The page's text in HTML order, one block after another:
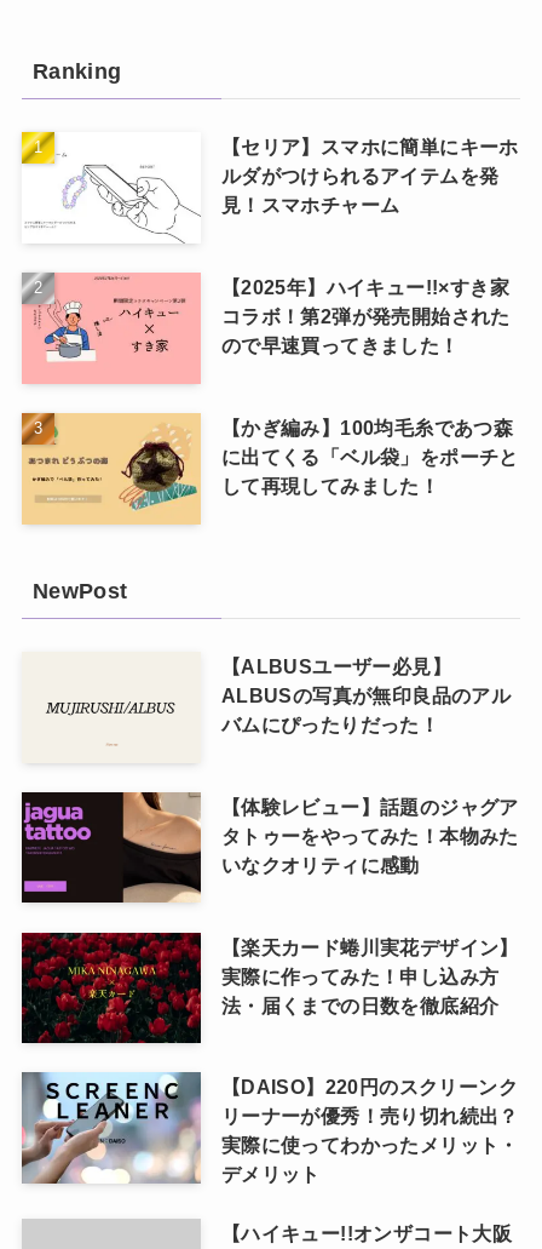
Ranking
【セリア】スマホに簡単にキーホ
ルダがつけられるアイテムを発
見！スマホチャーム
【2025年】ハイキュー!!×すき家
コラボ！第2弾が発売開始された
ので早速買ってきました！
【かぎ編み】100均毛糸であつ森
に出てくる「ベル袋」をポーチと
して再現してみました！
NewPost
【ALBUSユーザー必見】
ALBUSの写真が無印良品のアル
バムにぴったりだった！
【体験レビュー】話題のジャグア
タトゥーをやってみた！本物みた
いなクオリティに感動
【楽天カード蜷川実花デザイン】
実際に作ってみた！申し込み方
法・届くまでの日数を徹底紹介
【DAISO】220円のスクリーンク
リーナーが優秀！売り切れ続出？
実際に使ってわかったメリット・
デメリット
【ハイキュー!!オンザコート大阪